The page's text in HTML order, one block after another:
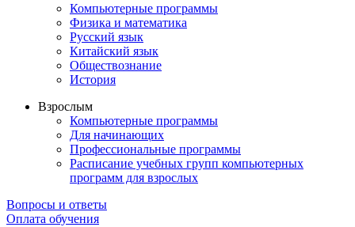
Компьютерные программы
Физика и математика
Русский язык
Китайский язык
Обществознание
История
Взрослым
Компьютерные программы
Для начинающих
Профессиональные программы
Расписание учебных групп компьютерных
программ для взрослых
Вопросы и ответы
Оплата обучения